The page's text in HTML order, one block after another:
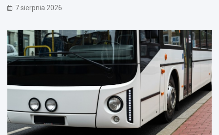
7 sierpnia 2026